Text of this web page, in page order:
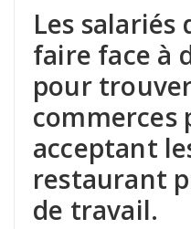
Les
faire face à
pour
commerces
acceptant
restaurant
de travail.